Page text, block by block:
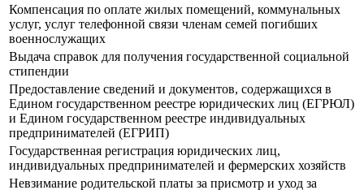
Компенсация по оплате жилых помещений, коммунальных
услуг, услуг телефонной связи членам семей погибших
военнослужащих
Выдача справок для получения государственной социальной
стипендии
Предоставление сведений и документов, содержащихся в
Едином государственном реестре юридических лиц (ЕГРЮЛ)
и Едином государственном реестре индивидуальных
предпринимателей (ЕГРИП)
Государственная регистрация юридических лиц,
индивидуальных предпринимателей и фермерских хозяйств
Невзимание родительской платы за присмотр и уход за